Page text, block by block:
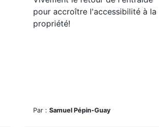
pour accroître l'accessibilité à la
propriété!
Par : Samuel Pépin-Guay